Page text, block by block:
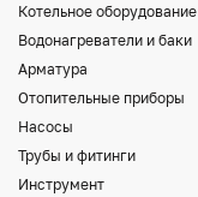
Котельное оборудование
Водонагреватели и баки
Арматура
Отопительные приборы
Насосы
Трубы и фитинги
Инструмент